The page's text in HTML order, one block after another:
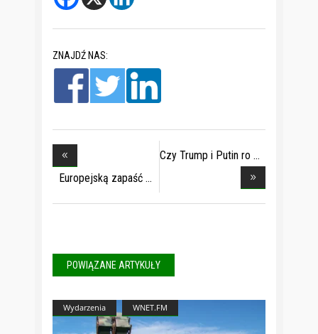
ZNAJDŹ NAS:
Europejską zapaść
Czy Trump i Putin ro
POWIĄZANE ARTYKUŁY
Wydarzenia WNET.FM